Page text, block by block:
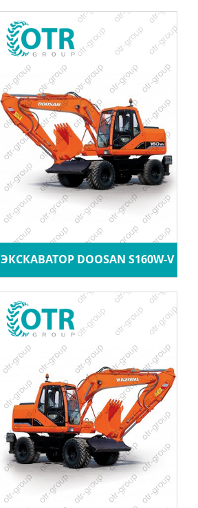
ЭКСКАВАТОР DOOSAN S160W-V